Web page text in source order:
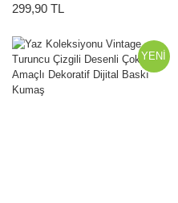
299,90 TL
YENİ